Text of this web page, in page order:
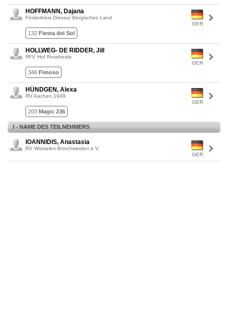
GER
HOFFMANN, Dajana
Förderkreis Dressur Bergisches Land
132 Fiesta del Sol
GER
HOLLWEG- DE RIDDER, Jill
RFV Hof Rossheide
346 Fimoso
GER
HÜNDGEN, Alexa
RV Aachen 1949
203 Magic 236
I - NAME DES TEILNEHMERS
GER
IOANNIDIS, Anastasia
RV Würselen-Broichweiden e.V.